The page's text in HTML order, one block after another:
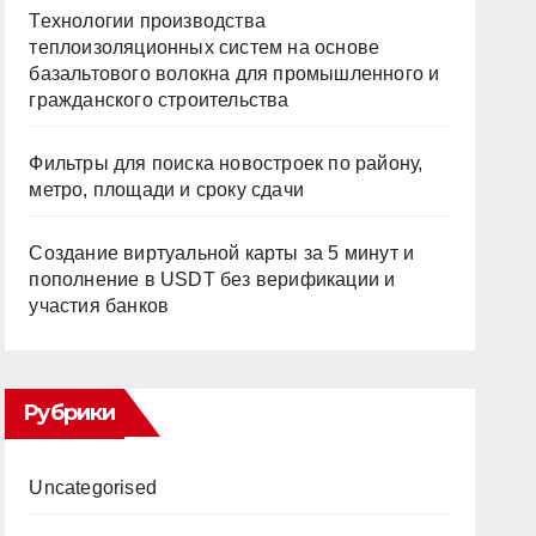
Технологии производства
теплоизоляционных систем на основе
базальтового волокна для промышленного и
гражданского строительства
Фильтры для поиска новостроек по району,
метро, площади и сроку сдачи
Создание виртуальной карты за 5 минут и
пополнение в USDT без верификации и
участия банков
Рубрики
Uncategorised